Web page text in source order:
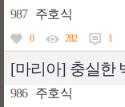
987 주호식
0 282 1
986 주호식